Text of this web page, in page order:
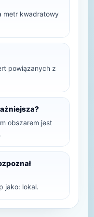
metr kwadratowy
powiązanych z
obszarem jest
jako: lokal.